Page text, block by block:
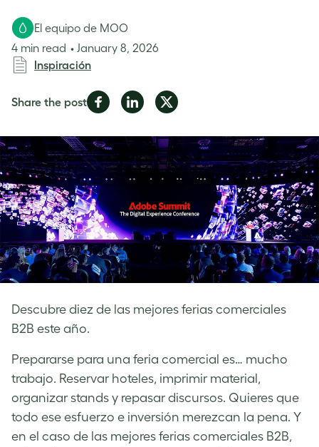
Descubre diez de las mejores ferias comerciales
B2B este año.
El equipo de MOO
4 min read
January 8, 2026
Inspiración
Share the postShare
Facebook
Share
LinkedIn
Share
Twitter
Prepararse para una feria comercial es… mucho
trabajo. Reservar hoteles, imprimir material,
organizar stands y repasar discursos. Quieres que
todo ese esfuerzo e inversión merezcan la pena. Y
en el caso de las mejores ferias comerciales B2B,